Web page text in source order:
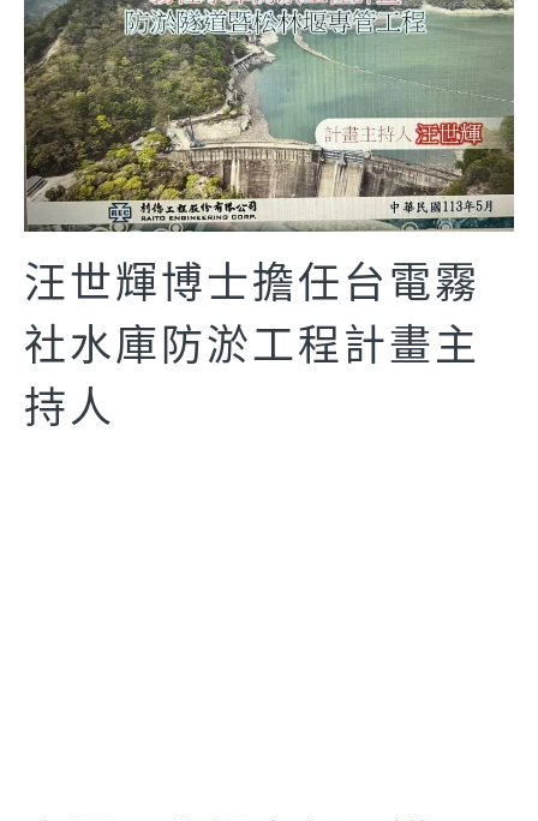
汪世輝博士擔任台電霧
社水庫防淤工程計畫主
持人